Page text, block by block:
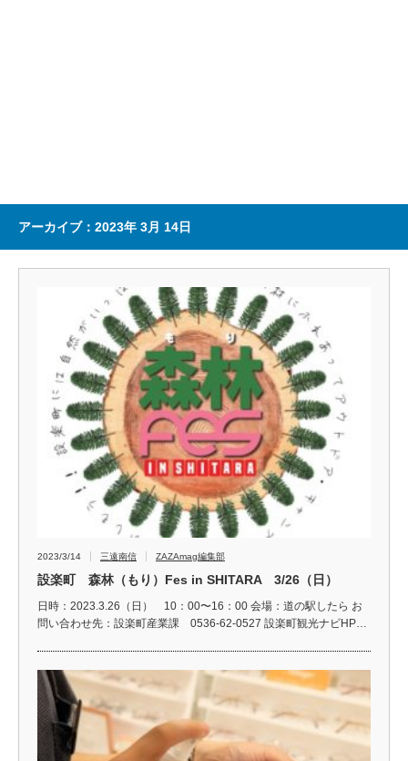
アーカイブ：2023年 3月 14日
2023/3/14 三遠南信 ZAZAmag編集部
設楽町 森林（もり）Fes in SHITARA 3/26（日）
日時：2023.3.26（日） 10：00〜16：00 会場：道の駅したら お
問い合わせ先：設楽町産業課 0536-62-0527 設楽町観光ナビHP…